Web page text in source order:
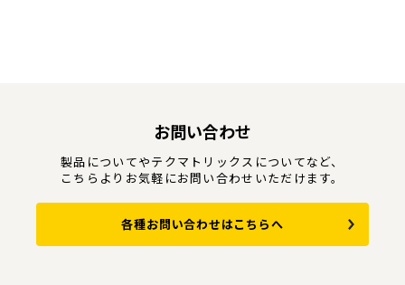
お問い合わせ
製品についてやテクマトリックスについてなど、
こちらよりお気軽にお問い合わせいただけます。
各種お問い合わせはこちらへ